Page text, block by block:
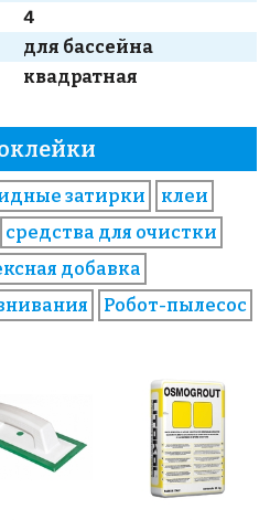
4
для бассейна
квадратная
затирки
клеи
средства для очистки
добавка
Робот-пылесос